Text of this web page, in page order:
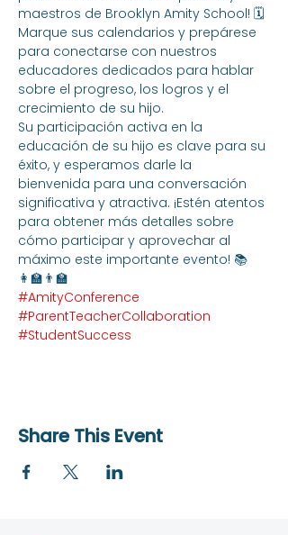
maestros de Brooklyn Amity School! 🗓️
Marque sus calendarios y prepárese
para conectarse con nuestros
educadores dedicados para hablar
sobre el progreso, los logros y el
crecimiento de su hijo.
Su participación activa en la
educación de su hijo es clave para su
éxito, y esperamos darle la
bienvenida para una conversación
significativa y atractiva. ¡Estén atentos
para obtener más detalles sobre
cómo participar y aprovechar al
máximo este importante evento! 📚
👩‍🏫👨‍🏫
#AmityConference
#ParentTeacherCollaboration
#StudentSuccess
Share This Event